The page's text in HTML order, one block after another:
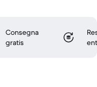
Consegna
gratis